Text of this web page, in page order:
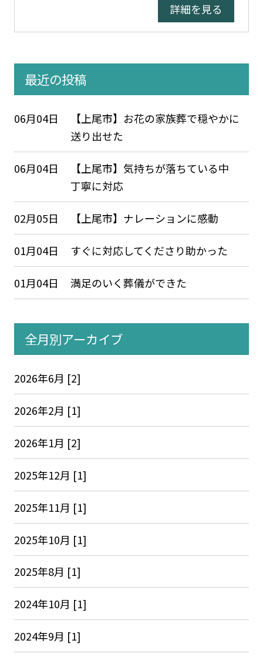
詳細を見る
最近の投稿
06月04日
【上尾市】お花の家族葬で穏やかに
送り出せた
06月04日
【上尾市】気持ちが落ちている中
丁寧に対応
02月05日 【上尾市】ナレーションに感動
01月04日 すぐに対応してくださり助かった
01月04日 満足のいく葬儀ができた
全月別アーカイブ
2026年6月 [2]
2026年2月 [1]
2026年1月 [2]
2025年12月 [1]
2025年11月 [1]
2025年10月 [1]
2025年8月 [1]
2024年10月 [1]
2024年9月 [1]